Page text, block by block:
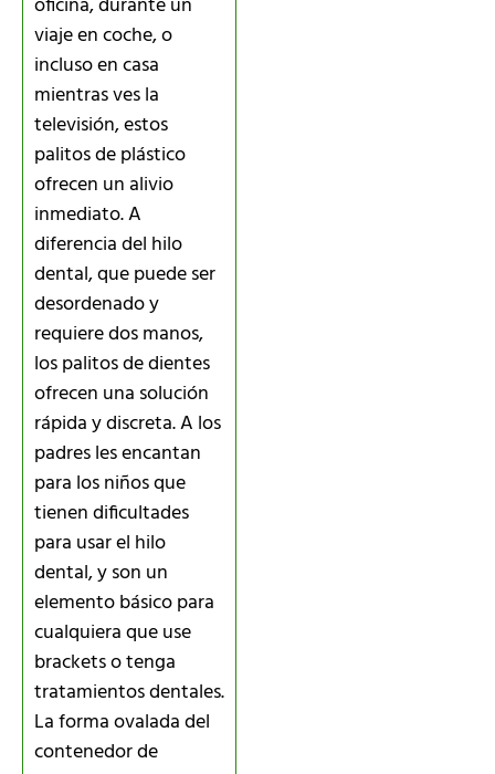
viaje en coche, o
incluso en casa
mientras ves la
televisión, estos
palitos de plástico
ofrecen un alivio
inmediato. A
diferencia del hilo
dental, que puede ser
desordenado y
requiere dos manos,
los palitos de dientes
ofrecen una solución
rápida y discreta. A los
padres les encantan
para los niños que
tienen dificultades
para usar el hilo
dental, y son un
elemento básico para
cualquiera que use
brackets o tenga
tratamientos dentales.
La forma ovalada del
contenedor de